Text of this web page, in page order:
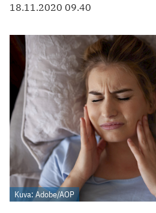
18.11.2020 09.40
Kuva: Adobe/AOP